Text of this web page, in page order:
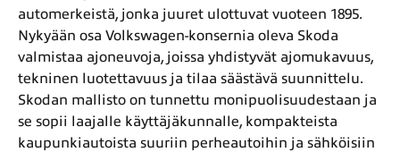
automerkeistä, jonka juuret ulottuvat vuoteen 1895.
Nykyään osa Volkswagen-konsernia oleva Skoda
valmistaa ajoneuvoja, joissa yhdistyvät ajomukavuus,
tekninen luotettavuus ja tilaa säästävä suunnittelu.
Skodan mallisto on tunnettu monipuolisuudestaan ja
se sopii laajalle käyttäjäkunnalle, kompakteista
kaupunkiautoista suuriin perheautoihin ja sähköisiin